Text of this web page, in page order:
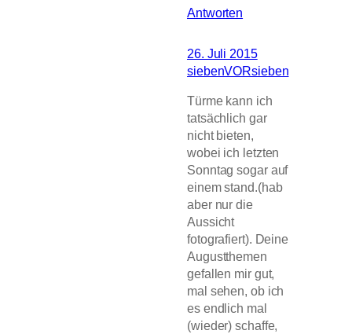
Antworten
26. Juli 2015
siebenVORsieben
Türme kann ich
tatsächlich gar
nicht bieten,
wobei ich letzten
Sonntag sogar auf
einem stand.(hab
aber nur die
Aussicht
fotografiert). Deine
Augustthemen
gefallen mir gut,
mal sehen, ob ich
es endlich mal
(wieder) schaffe,